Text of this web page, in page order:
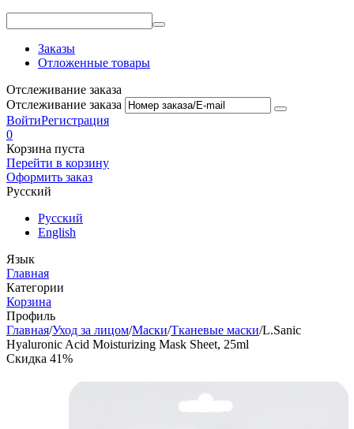
Заказы
Отложенные товары
Отслеживание заказа
Отслеживание заказа
ВойтиРегистрация
0
Корзина пуста
Перейти в корзину
Оформить заказ
Русский
Русский
English
Язык
Главная
Категории
Корзина
Профиль
Главная/Уход за лицом/Маски/Тканевые маски/L.Sanic
Hyaluronic Acid Moisturizing Mask Sheet, 25ml
Скидка 41%